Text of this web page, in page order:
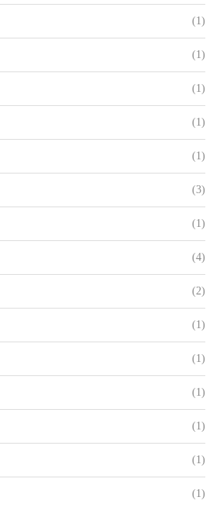
(1)
(1)
(1)
(1)
(1)
(3)
(1)
(4)
(2)
(1)
(1)
(1)
(1)
(1)
(1)